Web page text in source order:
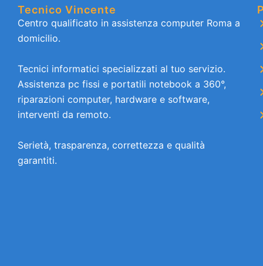
Tecnico Vincente
Centro qualificato in assistenza computer Roma a
domicilio.
Tecnici informatici specializzati al tuo servizio.
Assistenza pc fissi e portatili notebook a 360°,
riparazioni computer, hardware e software,
interventi da remoto.
Serietà, trasparenza, correttezza e qualità
garantiti.